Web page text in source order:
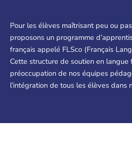
Pour les élèves maîtrisant peu ou
proposons un programme
français appelé FLSco (Français
Cette structure de soutien en langue
préoccupation de nos équipes
l’intégration de tous les élèves dans